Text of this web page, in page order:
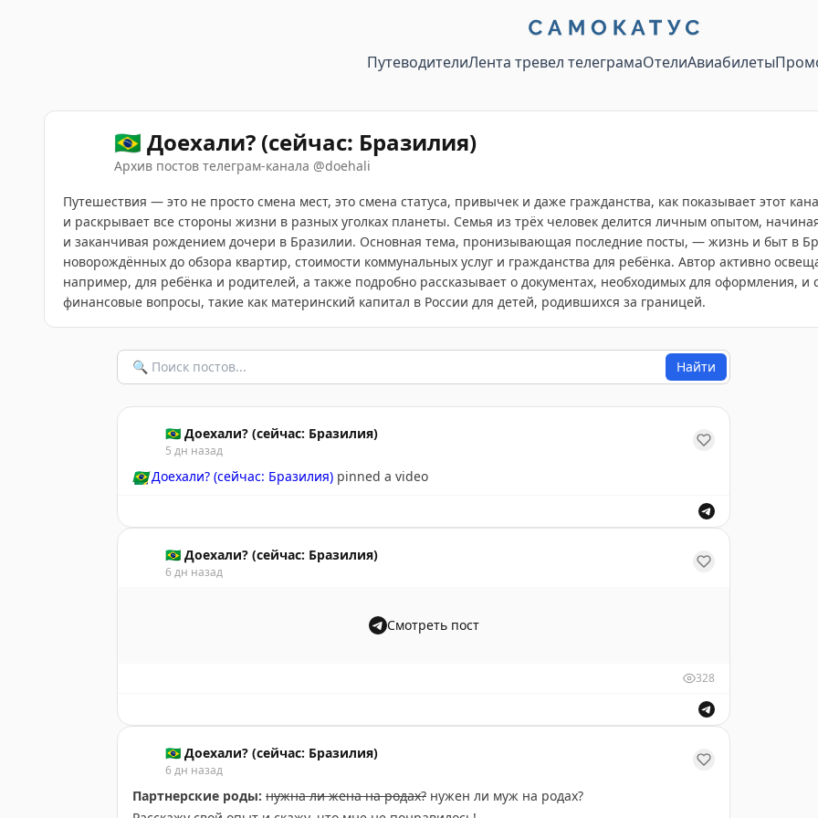
ПутеводителиЛента тревел телеграмаОтелиАвиабилеты
🇧🇷 Доехали? (сейчас: Бразилия)
Архив постов телеграм-канала @doehali
Путешествия — это не просто смена мест, это смена статуса, привычек и даже гражданства, как показывает этот
и раскрывает все стороны жизни в разных уголках планеты. Семья из трёх человек делится личным опытом,
и заканчивая рождением дочери в Бразилии. Основная тема, пронизывающая последние посты, — жизнь и быт в
новорождённых до обзора квартир, стоимости коммунальных услуг и гражданства для ребёнка. Автор активно
например, для ребёнка и родителей, а также подробно рассказывает о документах, необходимых для оформления, и
финансовые вопросы, такие как материнский капитал в России для детей, родившихся за границей.
Найти
🇧🇷 Доехали? (сейчас: Бразилия)
5 дн назад
🇧🇷Доехали? (сейчас: Бразилия) pinned a video
🇧🇷 Доехали? (сейчас: Бразилия)
6 дн назад
Смотреть пост
328
🇧🇷 Доехали? (сейчас: Бразилия)
6 дн назад
Партнерские роды: нужна ли жена на родах? нужен ли муж на родах?